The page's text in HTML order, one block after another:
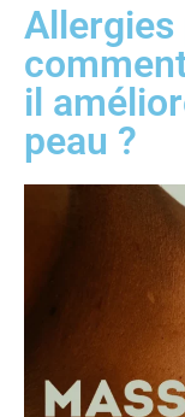
Allergies
il
peau ?